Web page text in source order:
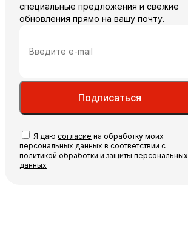
специальные предложения и свежие
обновления прямо на вашу почту.
Подписаться
Я даю согласие на обработку моих
персональных данных в соответствии с
политикой обработки и защиты персональных
данных